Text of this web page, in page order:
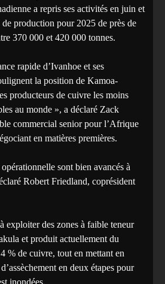
a repris ses activités en juin et
production pour 2025 de près de
370 000 et 420 000 tonnes.
rapide d’Ivanhoe et ses
la position de Kamoa-
producteurs de cuivre les moins
au monde », a déclaré Zack
commercial senior pour l’Afrique
en matières premières.
sont bien avancés à
Robert Friedland, coprésident
exploiter des zones à faible teneur
et produit actuellement du
% de cuivre, tout en mettant en
en deux étapes pour
inondées.